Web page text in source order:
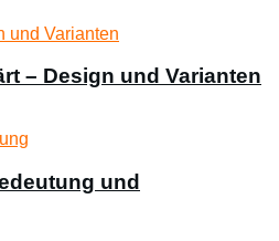
– Design und Varianten
und